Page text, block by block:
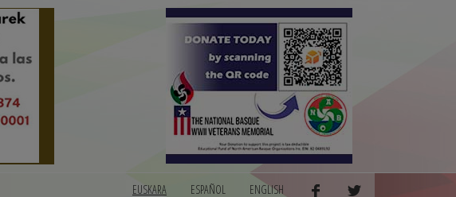
EUSKARA ESPAÑOL ENGLISH